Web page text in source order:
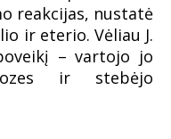
reakcijas, nustatė
ir eterio. Vėliau J.
– vartojo jo
ir stebėjo